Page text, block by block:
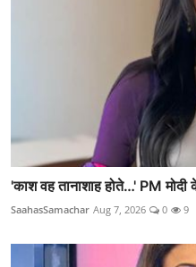
'काश वह तानाशाह होते…' PM
SaahasSamachar Aug 7, 2026 0 9